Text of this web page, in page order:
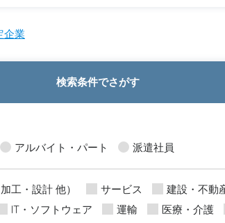
企業
検索条件でさがす
アルバイト・パート 派遣社員
工・設計 他） サービス 建設・不動
IT・ソフトウェア 運輸 医療・介護